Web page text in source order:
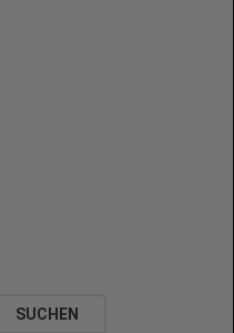
SUCHEN